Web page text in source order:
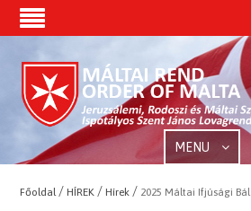
MENU
Főoldal /HÍREK /Hírek / 2025 Máltai Ifjúsági Bál